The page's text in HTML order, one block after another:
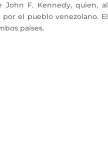
John F. Kennedy, quien, al
el pueblo venezolano. El
países.